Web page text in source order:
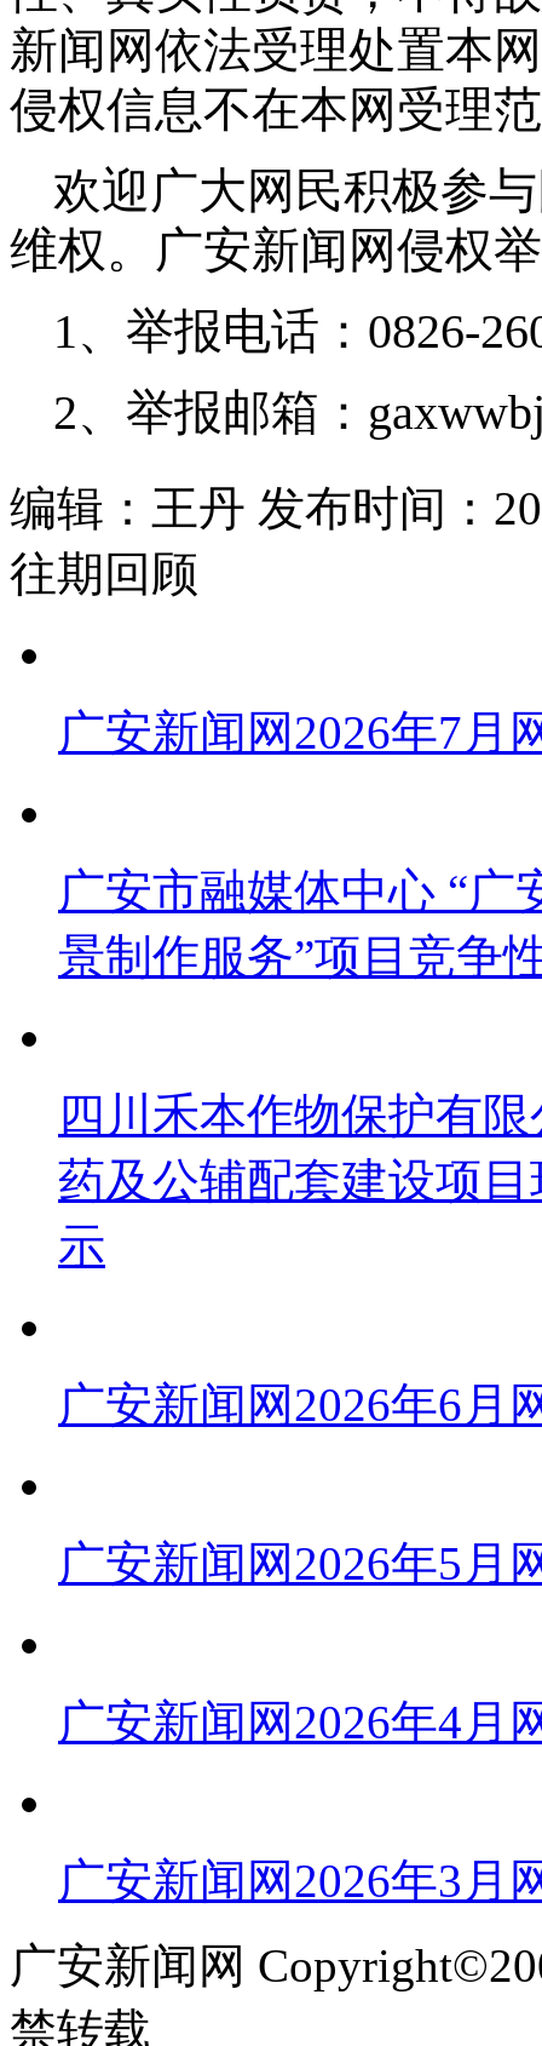
新闻网依法受理处置本
侵权信息不在本网受理
欢迎广大网民积极参
维权。广安新闻网侵权
1、举报电话：0826-
2、举报邮箱：
编辑：王丹 发布时间：
往期回顾
广安新闻网2026年7月
广安市融媒体中心 “广
景制作服务”项目竞争
四川禾本作物保护有
药及公辅配套建设项
示
广安新闻网2026年6月
广安新闻网2026年5月
广安新闻网2026年4月
广安新闻网2026年3月
广安新闻网
禁转载